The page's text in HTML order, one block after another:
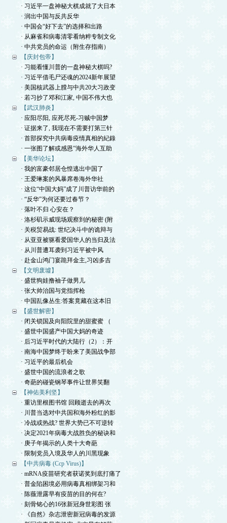
· 习近平一盘神秘大棋成就了大日本
· 润出中国与反共反华
· 中国会“好下去”的选择和出路
· 从麻雀和病毒清零看纳粹专制文化
· 中共党员的命运（附生存指南）
【庆封包帝】
· 习能看懂川普的一盘神秘大棋吗?
· 习近平借毛尸还魂的2024新年展望
· 美国核武器上膛与中共20大习政变
· 若习抄了邓和江家, 中国不伟大也
【武汉肺炎】
· 应阳尽阳, 应死尽死-习贼中国梦
· 证据来了, 我现在不需要打第三针
· 首部探究中共病毒疫情真相的紀錄
· 一张图了解或感恩”海外华人互助
【美华论坛】
· 我的富豪邻居仓惶逃出中国了
· 王爱琳案的风暴席卷海外华社
· 这位“中国大妈”成了川普访华前的
· “反华”为何还要过春节？
· 落叶不归 心安在？
· 洛杉矶示威现场观察到的秘密 (附
· 关税贸易战: 世纪决斗中的诡辩与
· 从亚亚被驱看爱国华人的当归及法
· 从川普遭耳袭到习近平被中风
· 赴金山鸿门宴跪拜金主,习凶多吉
【文明废墟】
· 盛世狗娃撸袖子做男儿
· 张大帅治国与党指挥枪
· 中国乱像丛生:答案竟藏在这本旧
【盛世解密】
· 闭关锁国及向阳院里的甜蜜蜜 （
· 盛世中国盛产中国大妈的奇迹
· 后习近平时代的大陆行（2）：开
· 南海中国梦终于盼来了美国战争部
· 习近平的最后机会
· 盛世中国的流浪者之歌
· 奇葩的碰瓷钢琴事件让世界笑翻
【神佑美利坚】
· 重访里根图书馆 回顾逝去的再次
· 川普当选对中共国和海外粉红的影
· 冷战或热战? 世界大势已不可逆转
· 决定2021年病毒大战胜负的秘诀和
· 庚子年揭示的人类十大奇葩
· 限制党员入境及华人的川黑现象
【中共病毒 (Ccp Virus)】
· mRNA疫苗研究者获诺奖到底打痛了
· 普金陷困境必用病毒真相绑架习和
· 陈薇泄露早有疫苗的目的何在?
· 刻骨铭心的16张新冠身世彩图 张
· 《自然》杂志泄密新冠病毒的发源